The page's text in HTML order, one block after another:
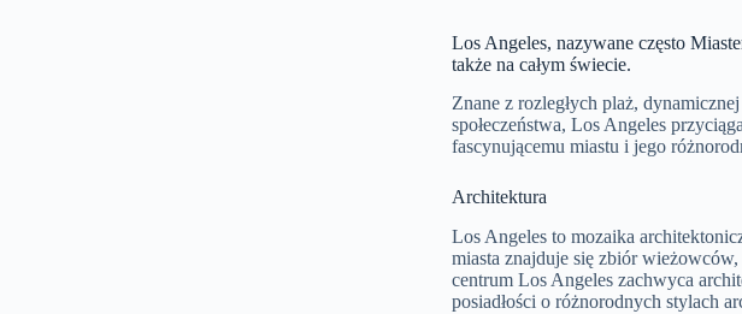
Los Angeles, nazywane często
także na całym świecie.
Znane z rozległych plaż,
społeczeństwa, Los Angeles
fascynującemu miastu i jego
Architektura
Los Angeles to mozaika
miasta znajduje się zbiór
centrum Los Angeles zachwyca
posiadłości o różnorodnych stylach